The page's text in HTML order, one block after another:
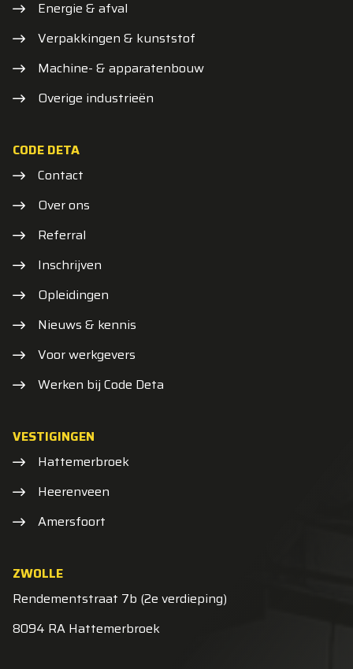
Energie & afval
Verpakkingen & kunststof
Machine- & apparatenbouw
Overige industrieën
CODE DETA
Contact
Over ons
Referral
Inschrijven
Opleidingen
Nieuws & kennis
Voor werkgevers
Werken bij Code Deta
VESTIGINGEN
Hattemerbroek
Heerenveen
Amersfoort
ZWOLLE
Rendementstraat 7b (2e verdieping)
8094 RA Hattemerbroek